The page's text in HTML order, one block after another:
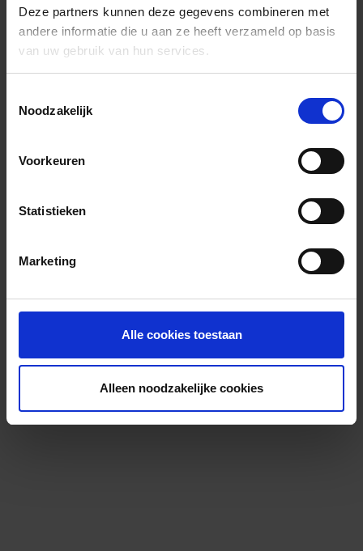
Deze partners kunnen deze gegevens combineren met
andere informatie die u aan ze heeft verzameld op basis
van uw gebruik van hun services.
Noodzakelijk
Voorkeuren
Statistieken
Marketing
Alle cookies toestaan
Alleen noodzakelijke cookies